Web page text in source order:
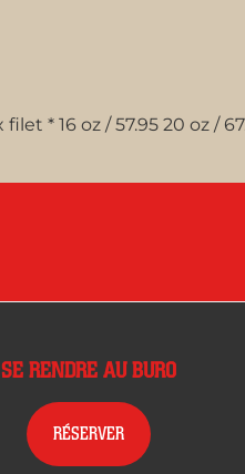
filet * 16 oz / 57.95 20 oz /
SE RENDRE AU BURO
RÉSERVER